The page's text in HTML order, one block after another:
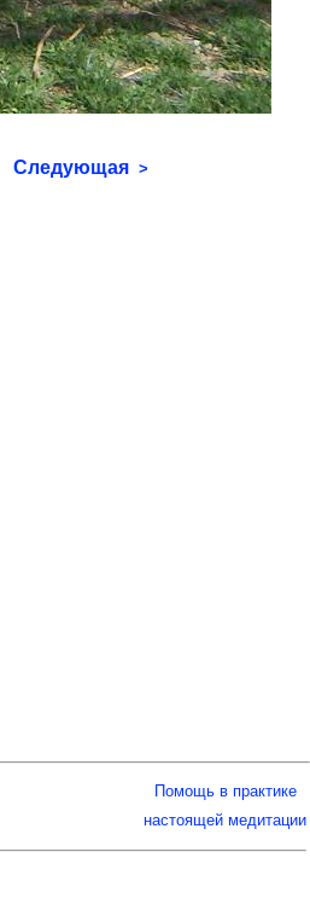
Следующая >
Помощь в практике
настоящей медитации